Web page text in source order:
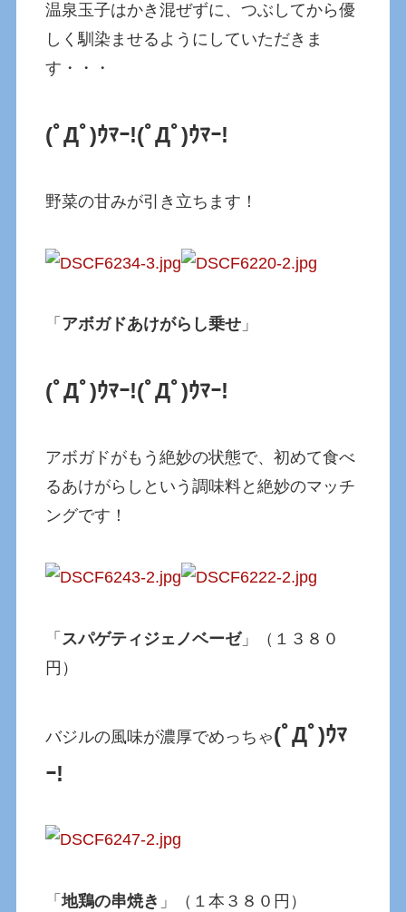
温泉玉子はかき混ぜずに、つぶしてから優
しく馴染ませるようにしていただきま
す・・・
(ﾟДﾟ)ｳﾏｰ!(ﾟДﾟ)ｳﾏｰ!
野菜の甘みが引き立ちます！
「 アボガドあけがらし乗せ 」
(ﾟДﾟ)ｳﾏｰ!(ﾟДﾟ)ｳﾏｰ!
アボガドがもう絶妙の状態で、初めて食べ
るあけがらしという調味料と絶妙のマッチ
ングです！
「 スパゲティジェノベーゼ」（１３８０
円）
バジルの風味が濃厚でめっちゃ(ﾟДﾟ)ｳﾏ
ｰ!
「地鶏の串焼き 」（１本３８０円）